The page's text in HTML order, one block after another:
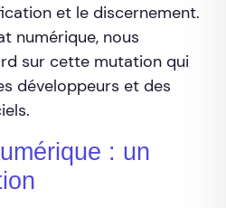
et le discernement.
numérique, nous
sur cette mutation qui
développeurs et des
: un